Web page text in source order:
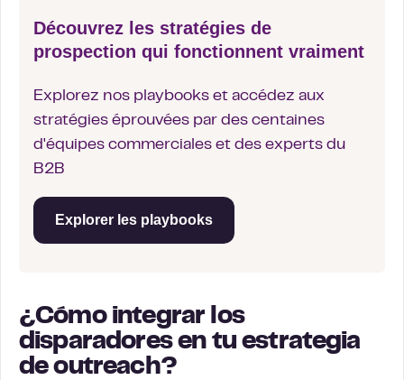
Découvrez les stratégies de
prospection qui fonctionnent vraiment
Explorez nos playbooks et accédez aux
stratégies éprouvées par des centaines
d'équipes commerciales et des experts du
B2B
Explorer les playbooks
¿Cómo integrar los
disparadores en tu estrategia
de outreach?